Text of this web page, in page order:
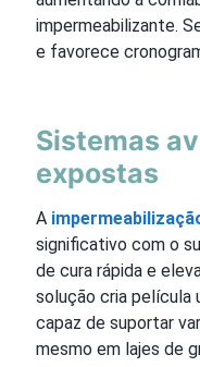
impermeabilizante.
e favorece
Sistemas
expostas
A
significativo com o
de cura rápida e
solução cria película
capaz de suportar
mesmo em lajes de